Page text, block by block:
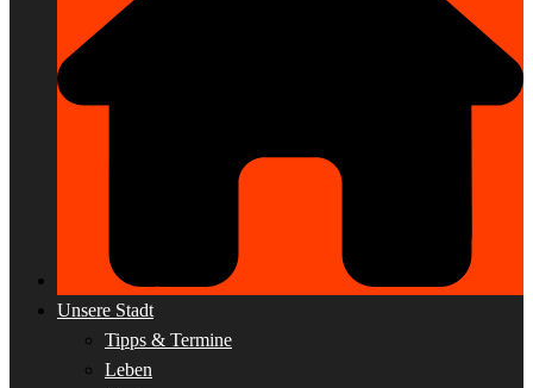
Unsere Stadt
Tipps & Termine
Leben